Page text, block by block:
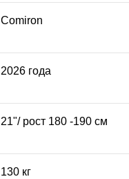
Comiron
2026 года
21"/ рост 180 -190 см
130 кг